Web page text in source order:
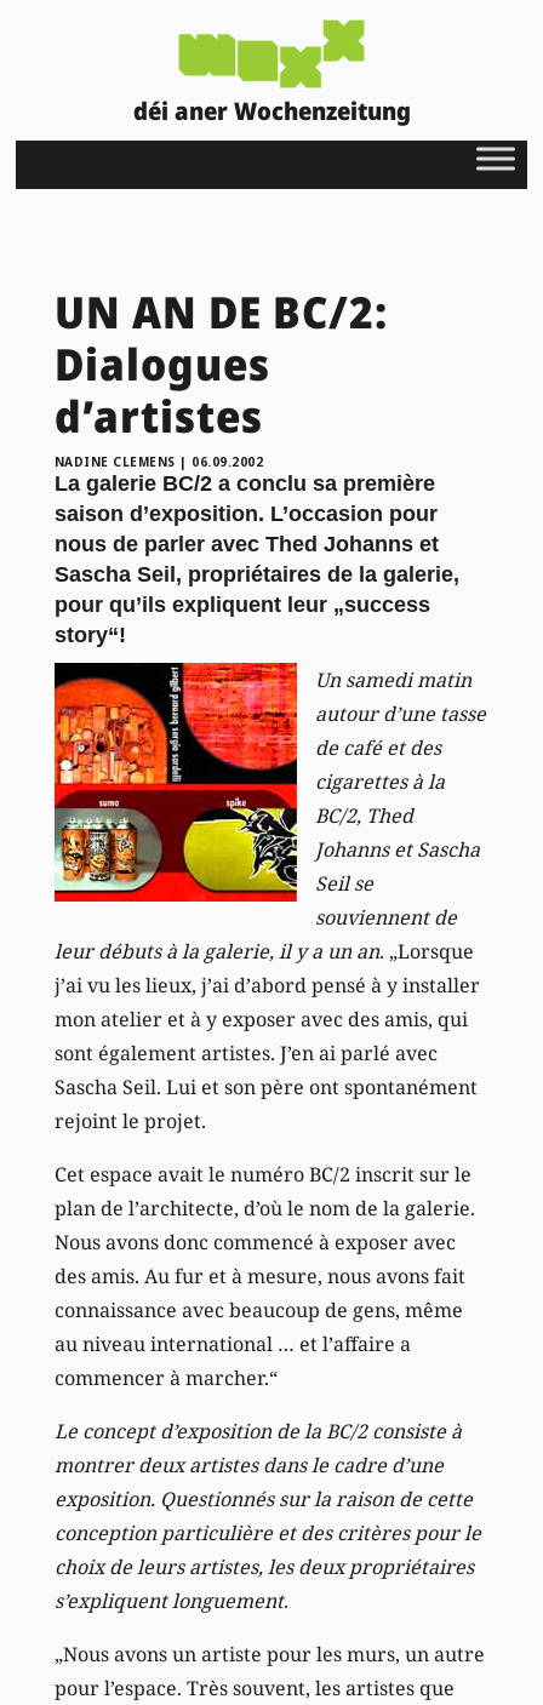
déi aner Wochenzeitung
UN AN DE BC/2:
Dialogues
d’artistes
NADINE CLEMENS | 06.09.2002
La galerie BC/2 a conclu sa première
saison d’exposition. L’occasion pour
nous de parler avec Thed Johanns et
Sascha Seil, propriétaires de la galerie,
pour qu’ils expliquent leur „success
story“!
Un samedi matin
autour d’une tasse
de café et des
cigarettes à la
BC/2, Thed
Johanns et Sascha
Seil se
souviennent de
leur débuts à la galerie, il y a un an. „Lorsque
j’ai vu les lieux, j’ai d’abord pensé à y installer
mon atelier et à y exposer avec des amis, qui
sont également artistes. J’en ai parlé avec
Sascha Seil. Lui et son père ont spontanément
rejoint le projet.
Cet espace avait le numéro BC/2 inscrit sur le
plan de l’architecte, d’où le nom de la galerie.
Nous avons donc commencé à exposer avec
des amis. Au fur et à mesure, nous avons fait
connaissance avec beaucoup de gens, même
au niveau international … et l’affaire a
commencer à marcher.“
Le concept d’exposition de la BC/2 consiste à
montrer deux artistes dans le cadre d’une
exposition. Questionnés sur la raison de cette
conception particulière et des critères pour le
choix de leurs artistes, les deux propriétaires
s’expliquent longuement.
„Nous avons un artiste pour les murs, un autre
pour l’espace. Très souvent, les artistes que